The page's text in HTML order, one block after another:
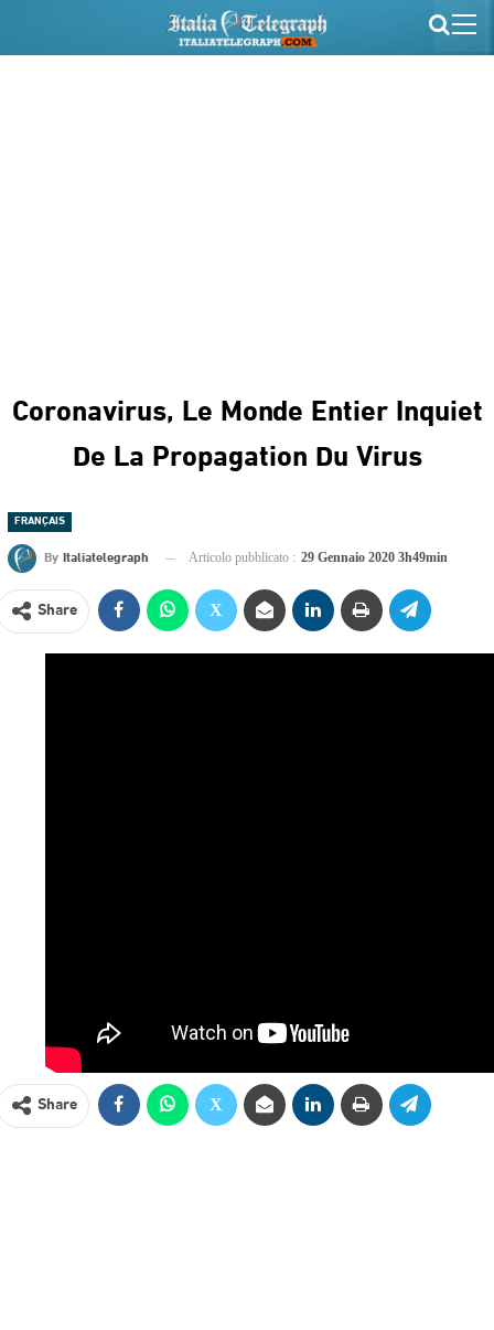
Coronavirus, Le Monde Entier Inquiet
De La Propagation Du Virus
FRANÇAIS
By Italiatelegraph Articolo pubblicato : 29 Gennaio 2020 3h49min
Share
Share